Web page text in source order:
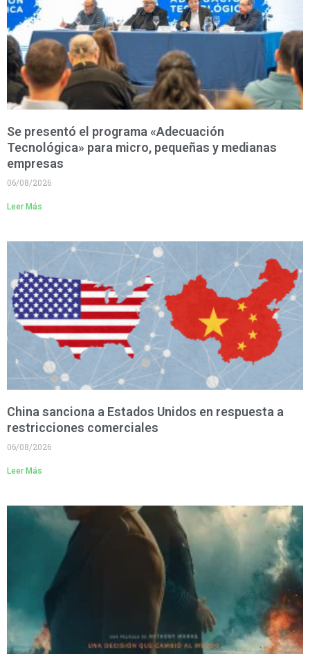
Se presentó el programa «Adecuación
Tecnológica» para micro, pequeñas y medianas
empresas
06/08/2026
Leer Más
China sanciona a Estados Unidos en respuesta a
restricciones comerciales
06/08/2026
Leer Más